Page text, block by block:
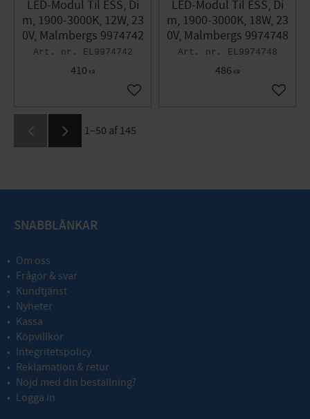
LED-Modul Til ESS, Di
m, 1900-3000K, 12W, 23
0V, Malmbergs 9974742
EL9974742
410 KR
Gem som favorit
LED-Modul Til ESS, Di
m, 1900-3000K, 18W, 23
0V, Malmbergs 9974748
EL9974748
486 KR
Gem
1–50 af 145
SNABBLÄNKAR
Om oss
Frågor & svar
Kundtjänst
Nyheter
Kassa
Köpvillkor
Integritetspolicy
Reklamation & retur
Nöjd med din beställning?
Logga in